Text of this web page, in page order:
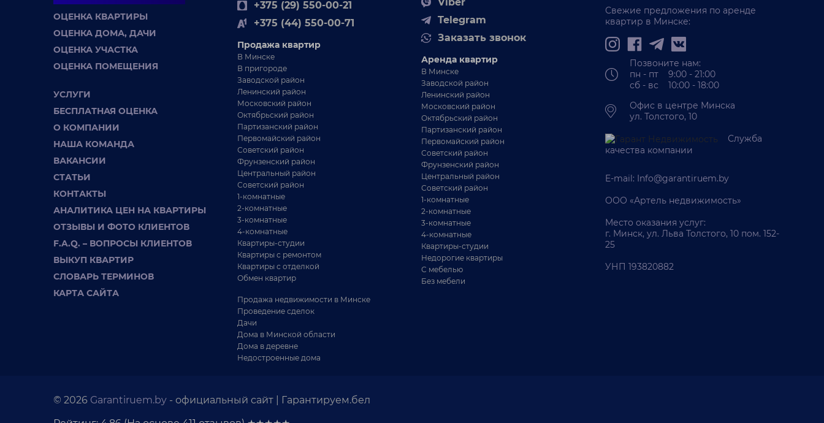
ОЦЕНКА КВАРТИРЫ
ОЦЕНКА ДОМА, ДАЧИ
ОЦЕНКА УЧАСТКА
ОЦЕНКА ПОМЕЩЕНИЯ
УСЛУГИ
БЕСПЛАТНАЯ ОЦЕНКА
О КОМПАНИИ
НАША КОМАНДА
ВАКАНСИИ
СТАТЬИ
КОНТАКТЫ
АНАЛИТИКА ЦЕН НА КВАРТИРЫ
ОТЗЫВЫ И ФОТО КЛИЕНТОВ
F.A.Q. – ВОПРОСЫ КЛИЕНТОВ
ВЫКУП КВАРТИР
СЛОВАРЬ ТЕРМИНОВ
КАРТА САЙТА
+375 (29) 550-00-21
+375 (44) 550-00-71
Продажа квартир
В Минске
В пригороде
Заводской район
Ленинский район
Московский район
Октябрьский район
Партизанский район
Первомайский район
Советский район
Фрунзенский район
Центральный район
Советский район
1-комнатные
2-комнатные
3-комнатные
4-комнатные
Квартиры-студии
Квартиры с ремонтом
Квартиры с отделкой
Обмен квартир
Продажа недвижимости в Минске
Проведение сделок
Дачи
Дома в Минской области
Дома в деревне
Недостроенные дома
Telegram
Заказать звонок
Аренда квартир
В Минске
Заводской район
Ленинский район
Московский район
Октябрьский район
Партизанский район
Первомайский район
Советский район
Фрунзенский район
Центральный район
Советский район
1-комнатные
2-комнатные
3-комнатные
4-комнатные
Квартиры-студии
Недорогие квартиры
С мебелью
Без мебели
Свежие предложения по аренде
квартир в Минске:
Позвоните нам:
пн - пт 9:00 - 21:00
сб - вс 10:00 - 18:00
Офис в центре Минска
ул. Толстого, 10
Служба
качества компании
E-mail: Info@garantiruem.by
ООО «Артель недвижимость»
Место оказания услуг:
г. Минск, ул. Льва Толстого, 10 пом. 152-
25
УНП 193820882
© 2026 Garantiruem.by - официальный сайт | Гарантируем.бел